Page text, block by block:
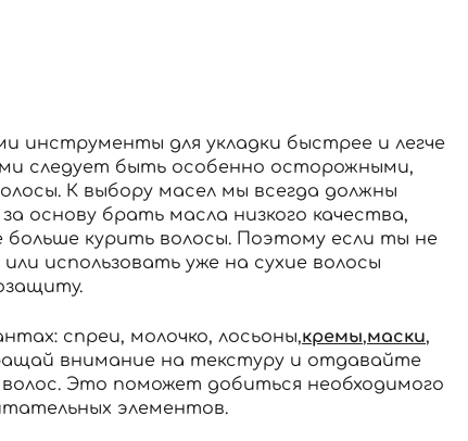
инструменты для укладки быстрее и легче
следует быть особенно осторожными,
К выбору масел мы всегда должны
основу брать масла низкого качества,
курить волосы. Поэтому если ты не
использовать уже на сухие волосы
спреи, молочко, лосьоны,кремы,маски,
внимание на текстуру и отдавайте
Это поможет добиться необходимого
элементов.